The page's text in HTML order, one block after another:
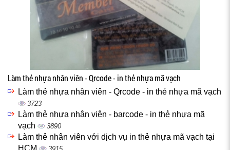
Làm thẻ nhựa nhân viên - Qrcode - in thẻ nhựa mã vạch
Làm thẻ nhựa nhân viên - Qrcode - in thẻ nhựa mã vạch
3723
Làm thẻ nhựa nhân viên - barcode - in thẻ nhựa mã
vạch
3890
Làm thẻ nhân viên với dịch vụ in thẻ nhựa mã vạch tại
HCM